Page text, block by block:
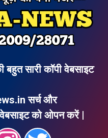
सारी कॉपी वेबसाइट
सर्च और
को ओपन करें |